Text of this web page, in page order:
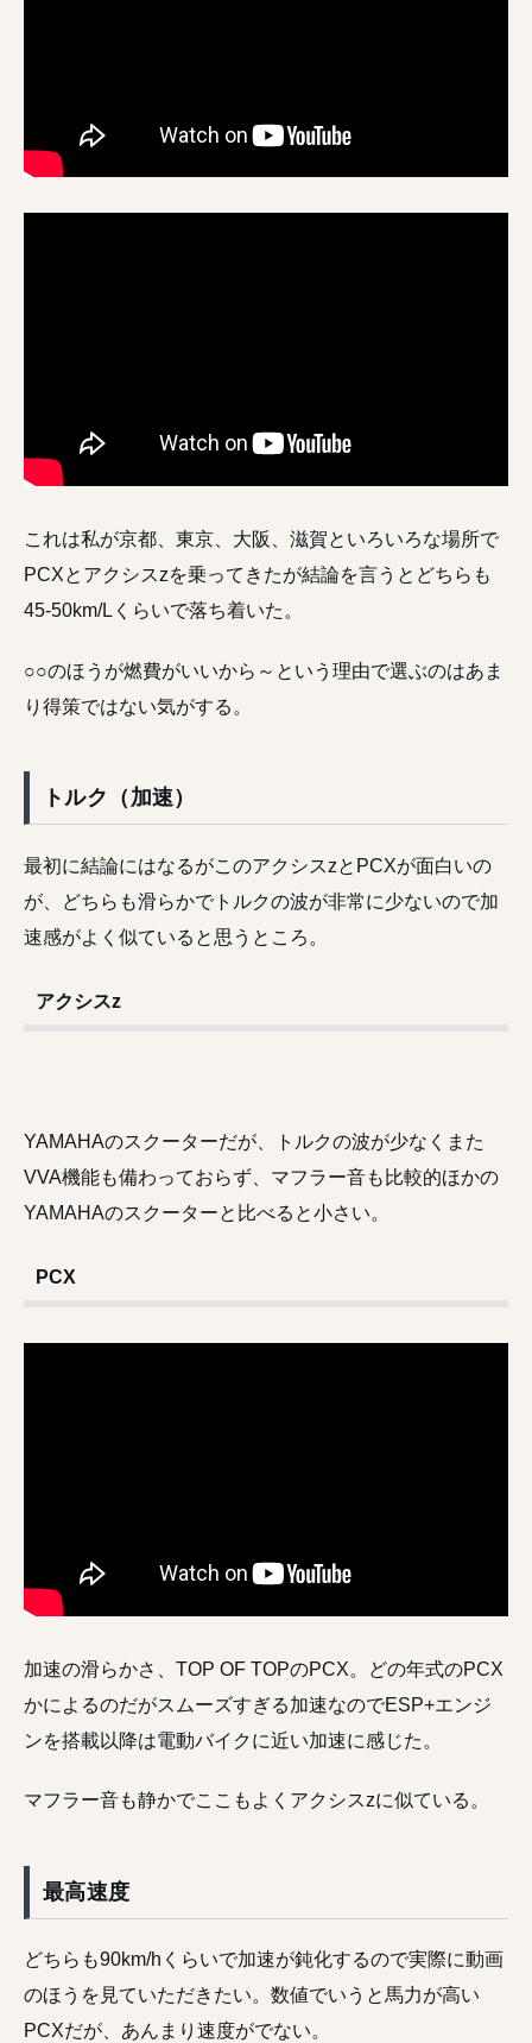
これは私が京都、東京、大阪、滋賀といろいろな場所で
PCXとアクシスzを乗ってきたが結論を言うとどちらも
45-50km/Lくらいで落ち着いた。
○○のほうが燃費がいいから～という理由で選ぶのはあま
り得策ではない気がする。
トルク（加速）
最初に結論にはなるがこのアクシスzとPCXが面白いの
が、どちらも滑らかでトルクの波が非常に少ないので加
速感がよく似ていると思うところ。
アクシスz
YAMAHAのスクーターだが、トルクの波が少なくまた
VVA機能も備わっておらず、マフラー音も比較的ほかの
YAMAHAのスクーターと比べると小さい。
PCX
加速の滑らかさ、TOP OF TOPのPCX。どの年式のPCX
かによるのだがスムーズすぎる加速なのでESP+エンジ
ンを搭載以降は電動バイクに近い加速に感じた。
マフラー音も静かでここもよくアクシスzに似ている。
最高速度
どちらも90km/hくらいで加速が鈍化するので実際に動画
のほうを見ていただきたい。数値でいうと馬力が高い
PCXだが、あんまり速度がでない。